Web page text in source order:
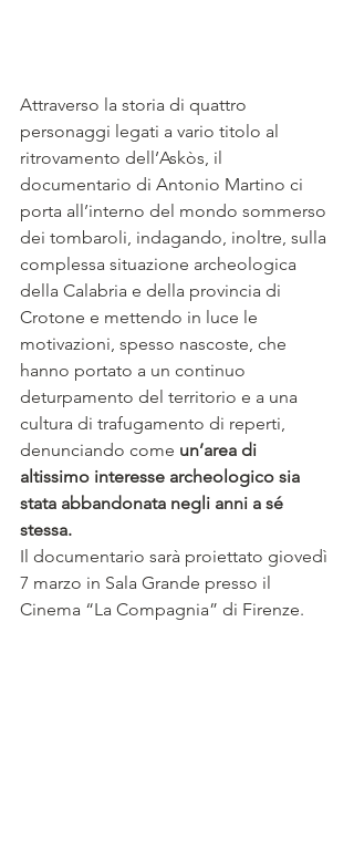
Attraverso la storia di quattro
personaggi legati a vario titolo al
ritrovamento dell’Askòs, il
documentario di Antonio Martino ci
porta all’interno del mondo sommerso
dei tombaroli, indagando, inoltre, sulla
complessa situazione archeologica
della Calabria e della provincia di
Crotone e mettendo in luce le
motivazioni, spesso nascoste, che
hanno portato a un continuo
deturpamento del territorio e a una
cultura di trafugamento di reperti,
denunciando come un’area di
altissimo interesse archeologico sia
stata abbandonata negli anni a sé
stessa.
Il documentario sarà proiettato giovedì
7 marzo in Sala Grande presso il
Cinema “La Compagnia” di Firenze.